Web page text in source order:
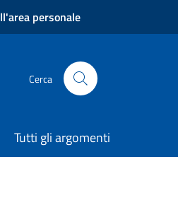
personale
Cerca
Tutti gli argomenti